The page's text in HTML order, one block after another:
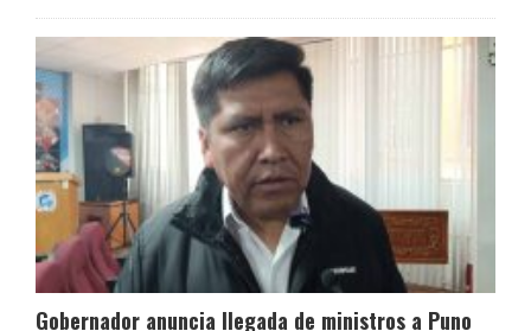
Gobernador anuncia llegada de ministros a Puno